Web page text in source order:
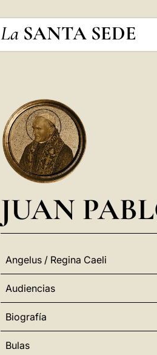
La SANTA SEDE
JUAN
Angelus / Regina Caeli
Audiencias
Biografía
Bulas